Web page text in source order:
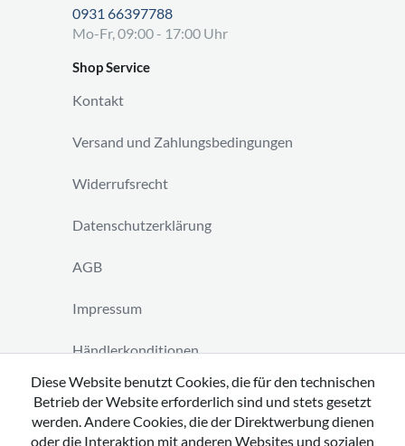
0931 66397788
Mo-Fr, 09:00 - 17:00 Uhr
Shop Service
Kontakt
Versand und Zahlungsbedingungen
Widerrufsrecht
Datenschutzerklärung
AGB
Impressum
Händlerkonditionen
Vertrag widerrufen
Diese Website benutzt Cookies, die für den technischen
Betrieb der Website erforderlich sind und stets gesetzt
werden. Andere Cookies, die der Direktwerbung dienen
oder die Interaktion mit anderen Websites und sozialen